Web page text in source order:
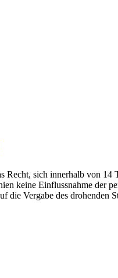
sich innerhalb von 14
keine Einflussnahme der
die Vergabe des drohenden